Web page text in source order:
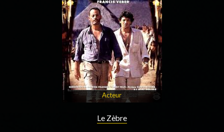
Acteur
Le Zèbre